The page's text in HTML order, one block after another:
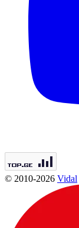
© 2010-2026 Vidal